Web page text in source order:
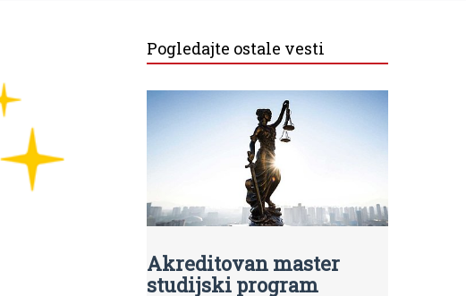
Pogledajte ostale vesti
Akreditovan master
studijski program